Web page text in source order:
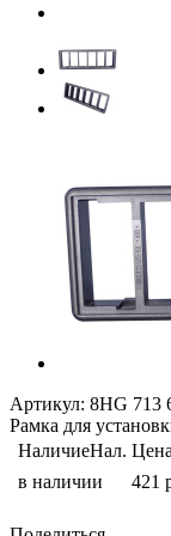
Артикул: 8HG 713
Рамка для
НаличиеНал. Цена
в наличии
421